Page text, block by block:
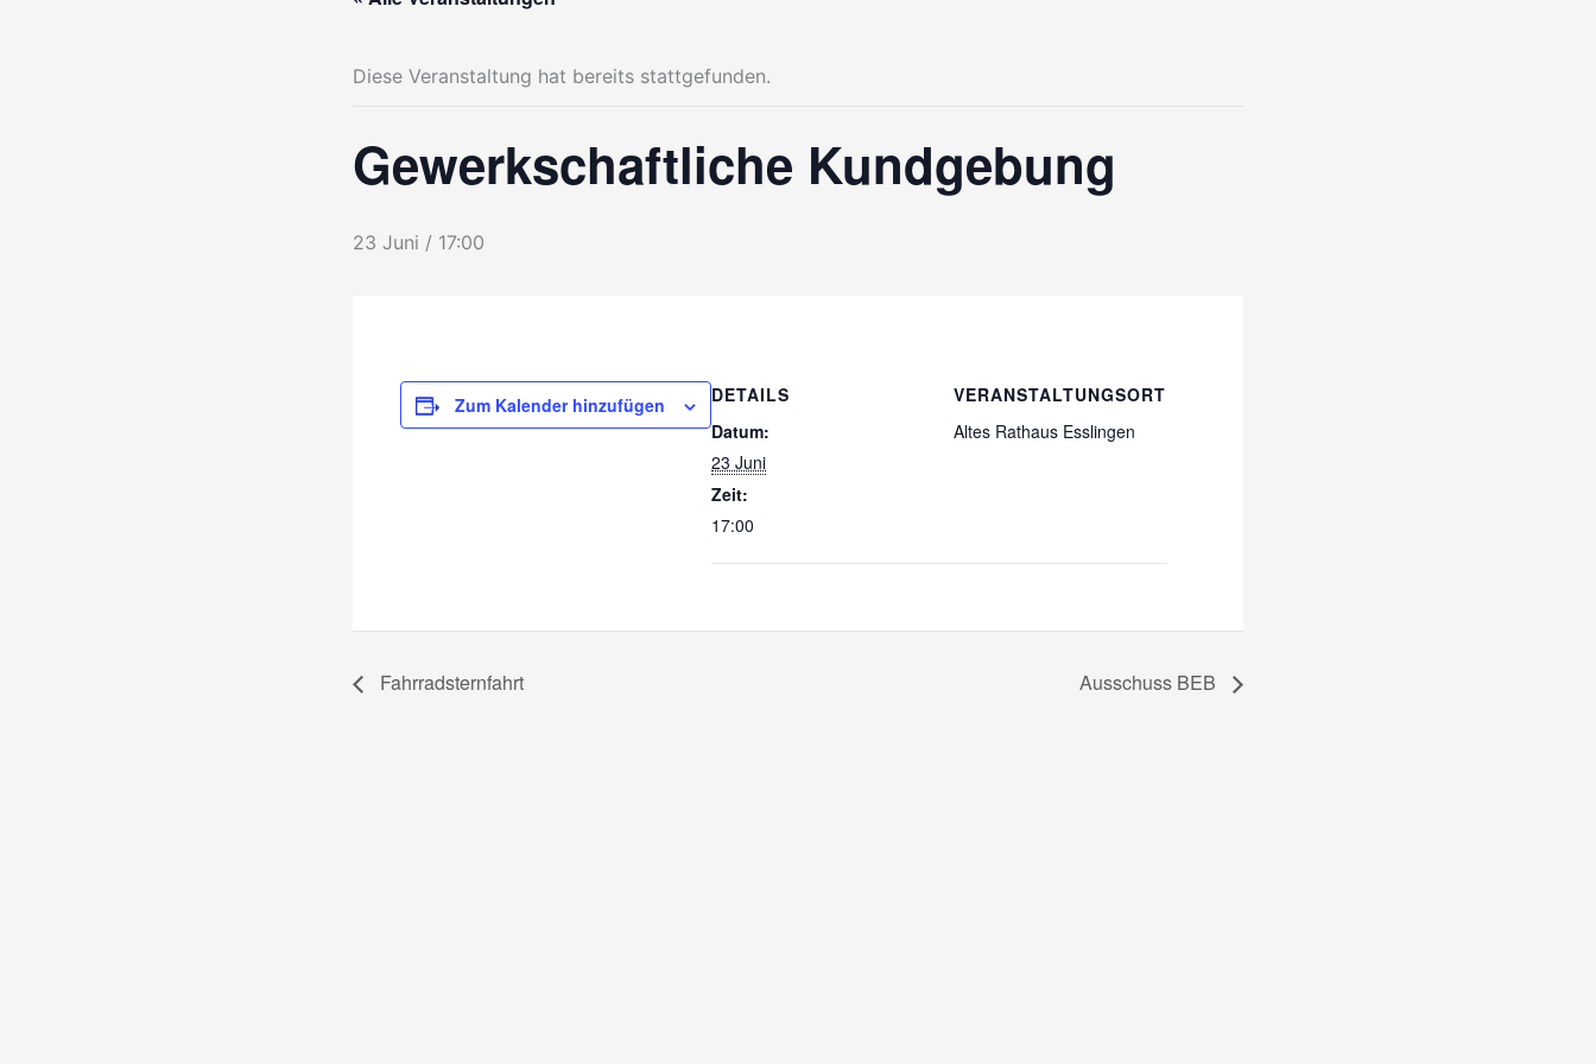
Diese Veranstaltung hat bereits stattgefunden.
Gewerkschaftliche Kundgebung
23 Juni / 17:00
Zum Kalender hinzufügen
DETAILS
Datum:
23 Juni
Zeit:
17:00
VERANSTALTUNGSORT
Altes Rathaus Esslingen
Fahrradsternfahrt Ausschuss BEB